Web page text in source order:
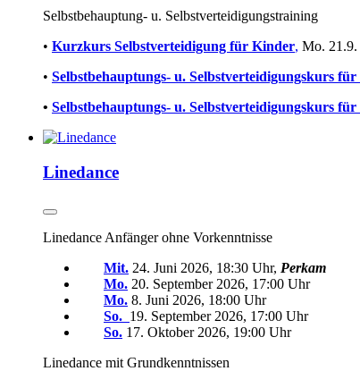
Selbstbehauptung- u. Selbstverteidigungstraining
• Kurzkurs Selbstverteidigung für Kinder, Mo. 21.9.
• Selbstbehauptungs- u. Selbstverteidigungskurs für
• Selbstbehauptungs- u. Selbstverteidigungskurs
Linedance
Linedance Anfänger ohne Vorkenntnisse
Mit. 24. Juni 2026, 18:30 Uhr, Perkam
Mo. 20. September 2026, 17:00 Uhr
Mo. 8. Juni 2026, 18:00 Uhr
So. 19. September 2026, 17:00 Uhr
So. 17. Oktober 2026, 19:00 Uhr
Linedance mit Grundkenntnissen